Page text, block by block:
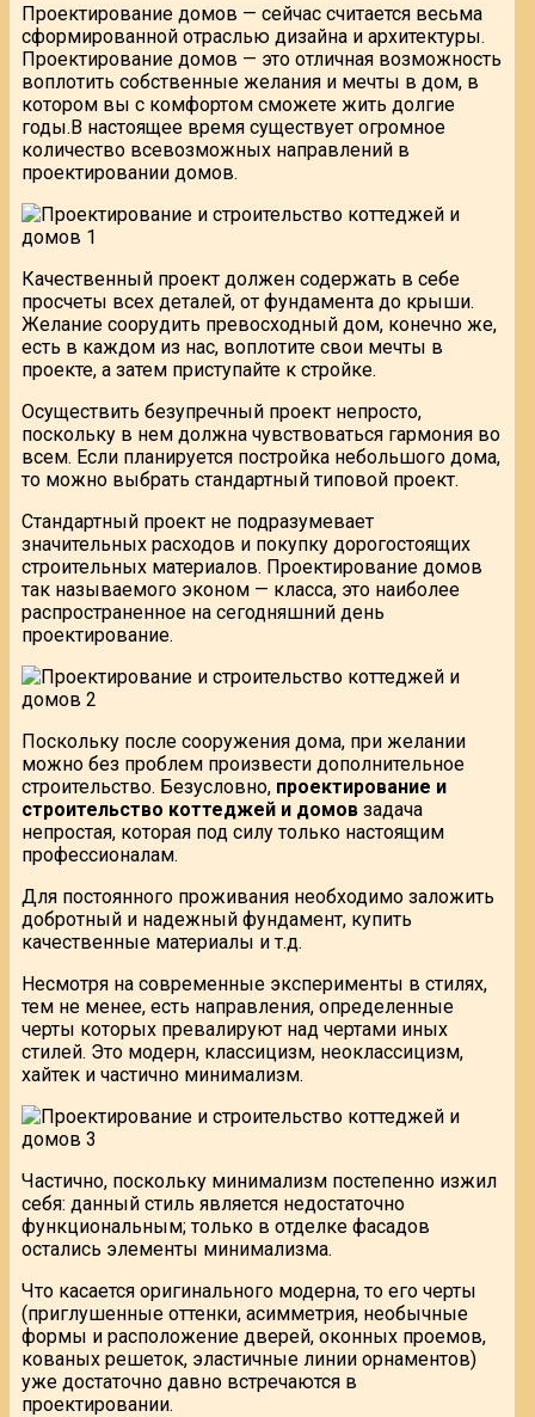
Проектирование домов — сейчас считается весьма
сформированной отраслью дизайна и архитектуры.
Проектирование домов — это отличная возможность
воплотить собственные желания и мечты в дом, в
котором вы с комфортом сможете жить долгие
годы.В настоящее время существует огромное
количество всевозможных направлений в
проектировании домов.
Качественный проект должен содержать в себе
просчеты всех деталей, от фундамента до крыши.
Желание соорудить превосходный дом, конечно же,
есть в каждом из нас, воплотите свои мечты в
проекте, а затем приступайте к стройке.
Осуществить безупречный проект непросто,
поскольку в нем должна чувствоваться гармония во
всем. Если планируется постройка небольшого дома,
то можно выбрать стандартный типовой проект.
Стандартный проект не подразумевает
значительных расходов и покупку дорогостоящих
строительных материалов. Проектирование домов
так называемого эконом — класса, это наиболее
распространенное на сегодняшний день
проектирование.
Поскольку после сооружения дома, при желании
можно без проблем произвести дополнительное
строительство. Безусловно, проектирование и
строительство коттеджей и домов задача
непростая, которая под силу только настоящим
профессионалам.
Для постоянного проживания необходимо заложить
добротный и надежный фундамент, купить
качественные материалы и т.д.
Несмотря на современные эксперименты в стилях,
тем не менее, есть направления, определенные
черты которых превалируют над чертами иных
стилей. Это модерн, классицизм, неоклассицизм,
хайтек и частично минимализм.
Частично, поскольку минимализм постепенно изжил
себя: данный стиль является недостаточно
функциональным; только в отделке фасадов
остались элементы минимализма.
Что касается оригинального модерна, то его черты
(приглушенные оттенки, асимметрия, необычные
формы и расположение дверей, оконных проемов,
кованых решеток, эластичные линии орнаментов)
уже достаточно давно встречаются в
проектировании.